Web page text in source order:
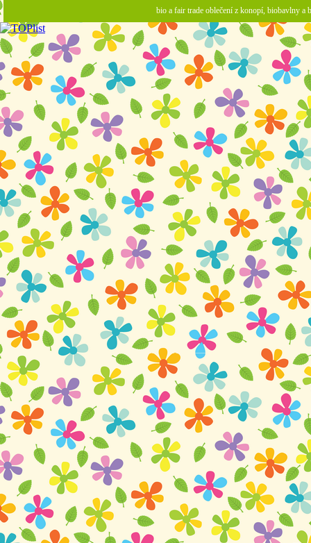
bio a fair trade oblečení z konopí, biobavlny a